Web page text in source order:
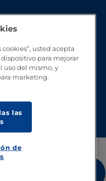
usted acepta
para mejorar
uso del mismo, y
marketing.
las
de